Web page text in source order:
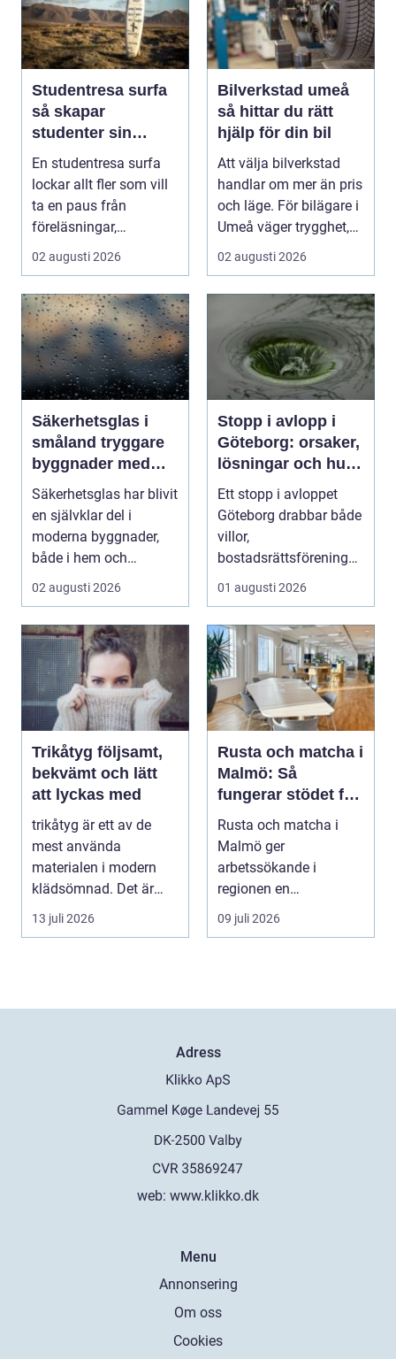
Studentresa surfa
så skapar
studenter sin
ultimata paus från
plugget
En studentresa surfa
lockar allt fler som vill
ta en paus från
föreläsningar,
tentaplugg och sena
02 augusti 2026
Bilverkstad umeå
så hittar du rätt
hjälp för din bil
Att välja bilverkstad
handlar om mer än pris
och läge. För bilägare i
Umeå väger trygghet,
tillgängl...
02 augusti 2026
Säkerhetsglas i
småland tryggare
byggnader med
smarta
glaslösningar
Säkerhetsglas har blivit
en självklar del i
moderna byggnader,
både i hem och
offentliga miljöer. I ...
02 augusti 2026
Stopp i avlopp i
Göteborg: orsaker,
lösningar och hur
problem kan
undvikas
Ett stopp i avloppet
Göteborg drabbar både
villor,
bostadsrättsföreningar
och h...
01 augusti 2026
Trikåtyg följsamt,
bekvämt och lätt
att lyckas med
trikåtyg är ett av de
mest använda
materialen i modern
klädsömnad. Det är
mjukt, elastiskt och
formb...
13 juli 2026
Rusta och matcha i
Malmö: Så
fungerar stödet för
dig som söker jobb
Rusta och matcha i
Malmö ger
arbetssökande i
regionen en
strukturerad och
personlig vä...
09 juli 2026
Adress
web: www.klikko.dk
Menu
Annonsering
Om oss
Cookies